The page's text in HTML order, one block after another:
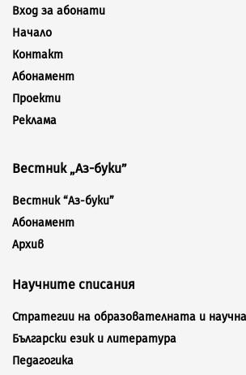
Вход за абонати
Начало
Контакт
Абонамент
Проекти
Реклама
Вестник „Аз-буки”
Вестник “Аз-буки”
Абонамент
Архив
Научните списания
Стратегии на образователната и
Български език и литература
Педагогика